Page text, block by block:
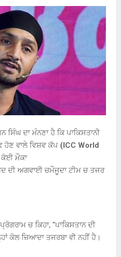
ਦਾ ਮੰਨਣਾ ਹੈ ਕਿ ਪਾਕਿਸਤਾਨੀ
ਹੋਣ ਵਾਲੇ ਵਿਸ਼ਵ ਕੱਪ (ICC World
ਕੋਈ ਮੌਕਾ
ਦੀ ਅਗਵਾਈ ਚਮੌਜੂਦਾ ਟੀਮ ਚ ਤਜਰ
ਚ ਕਿਹਾ, “ਪਾਕਿਸਤਾਨ ਦੀ
ਕੋਲ ਜ਼ਿਆਦਾ ਤਜਰਬਾ ਵੀ ਨਹੀਂ ਹੈ।